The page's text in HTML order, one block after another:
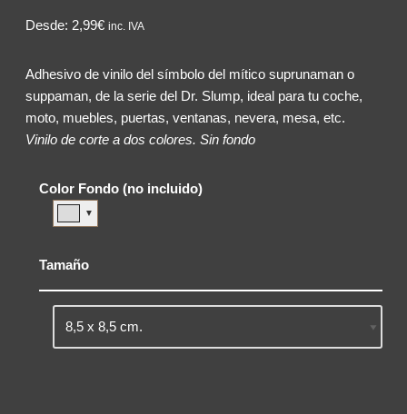
Desde: 2,99€ inc. IVA
Adhesivo de vinilo del símbolo del mítico suprunaman o
suppaman, de la serie del Dr. Slump, ideal para tu coche,
moto, muebles, puertas, ventanas, nevera, mesa, etc.
Vinilo de corte a dos colores. Sin fondo
Color Fondo (no incluido)
▼
Tamaño